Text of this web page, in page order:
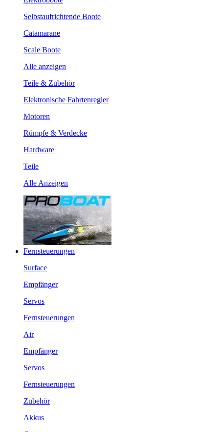
Selbstaufrichtende Boote
Catamarane
Scale Boote
Alle anzeigen
Teile & Zubehör
Elektronische Fahrtenregler
Motoren
Rümpfe & Verdecke
Hardware
Teile
Alle Anzeigen
Fernsteuerungen
Surface
Empfänger
Servos
Fernsteuerungen
Air
Empfänger
Servos
Fernsteuerungen
Zubehör
Akkus